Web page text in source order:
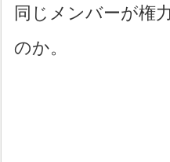
同じメンバーが権
のか。